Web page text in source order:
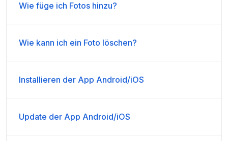
Wie füge ich Fotos hinzu?
Wie kann ich ein Foto löschen?
Installieren der App Android/iOS
Update der App Android/iOS